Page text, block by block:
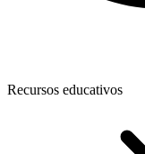
Recursos educativos